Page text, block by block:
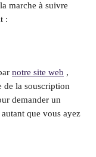
marche à suivre
:
notre site web ,
de la souscription
demander un
que vous ayez